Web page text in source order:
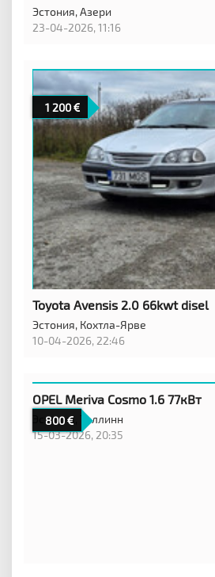
Эстония,Азери
23-04-2026, 11:16
1 200
Toyota Avensis 2.0 66kwt disel
Эстония, Кохтла-Ярве
10-04-2026, 22:46
800
OPEL Meriva Cosmo 1.6 77кВт
Эстония,
Таллинн
15-03-2026, 20:35